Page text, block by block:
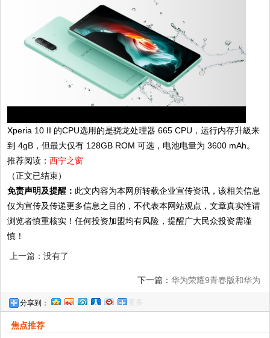
Xperia 10 II 的CPU选用的是骁龙处理器 665 CPU，运行内存升級来
到 4gB，但最大仅有 128GB ROM 可选，电池电量为 3600 mAh。
推荐阅读：西宁之窗
（正文已结束）
免责声明及提醒： 此文内容为本网所转载企业宣传资讯，该相关信息
仅为宣传及传递更多信息之目的，不代表本网站观点，文章真实性请
浏览者慎重核实！任何投资加盟均有风险，提醒广大民众投资需谨
慎！
上一篇：没有了
下一篇： 华为荣耀9青春版和华为
分享到： 更多
焦点推荐